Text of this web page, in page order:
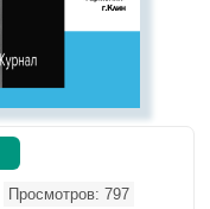
Просмотров: 797